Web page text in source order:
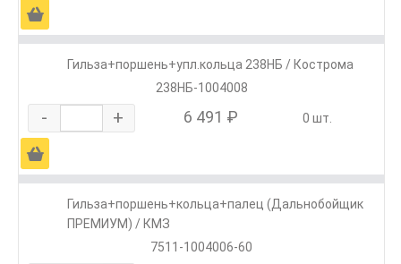
Ä
Гильза+поршень+упл.кольца 238НБ / Кострома
238НБ-1004008
- + 6 491 ₽ 0 шт.
Ä
Гильза+поршень+кольца+палец (Дальнобойщик
ПРЕМИУМ) / КМЗ
7511-1004006-60